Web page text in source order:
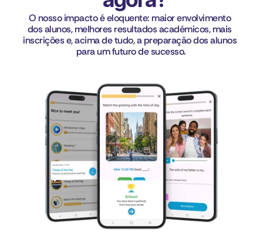
O nosso impacto é eloquente: maior envolvimento
dos alunos, melhores resultados académicos, mais
inscrições e, acima de tudo, a preparação dos alunos
para um futuro de sucesso.